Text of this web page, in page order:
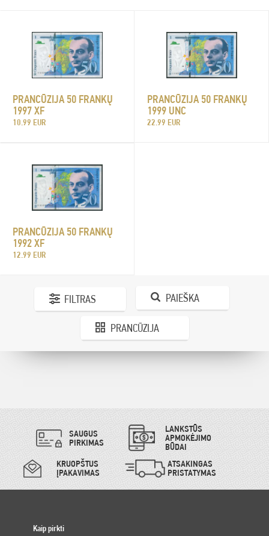
PRANCŪZIJA 50 FRANKŲ
1997 XF
10.99 EUR
PRANCŪZIJA 50 FRANKŲ
1999 UNC
22.99 EUR
PRANCŪZIJA 50 FRANKŲ
1992 XF
12.99 EUR
FILTRAS PAIEŠKA
PRANCŪZIJA
SAUGUS
PIRKIMAS
LANKSTŪS
APMOKĖJIMO
BŪDAI
KRUOPŠTUS
ĮPAKAVIMAS
ATSAKINGAS
PRISTATYMAS
Kaip pirkti